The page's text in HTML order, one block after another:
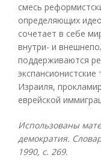
смесь
определяющих
сочетает в себе
внутри- и
поддерживаются
Израиля,
еврейской
Использованы
демократия.
1990, с. 269.